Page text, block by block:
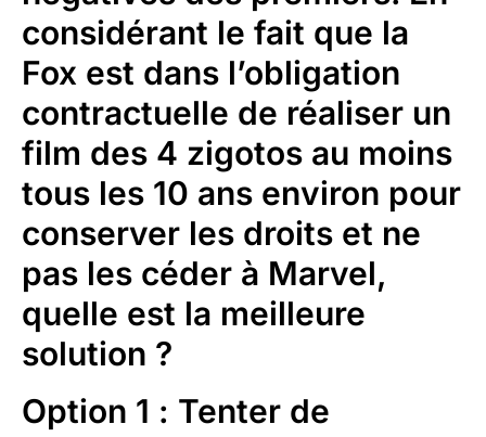
considérant le fait que la
Fox est dans l’obligation
contractuelle de réaliser un
film des 4 zigotos au moins
tous les 10 ans environ pour
conserver les droits et ne
pas les céder à Marvel,
quelle est la meilleure
solution ?
Option 1 : Tenter de